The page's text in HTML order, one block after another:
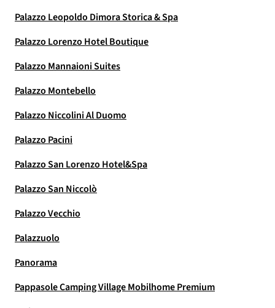
Palazzo Leopoldo Dimora Storica & Spa
Palazzo Lorenzo Hotel Boutique
Palazzo Mannaioni Suites
Palazzo Montebello
Palazzo Niccolini Al Duomo
Palazzo Pacini
Palazzo San Lorenzo Hotel&Spa
Palazzo San Niccolò
Palazzo Vecchio
Palazzuolo
Panorama
Pappasole Camping Village Mobilhome Premium